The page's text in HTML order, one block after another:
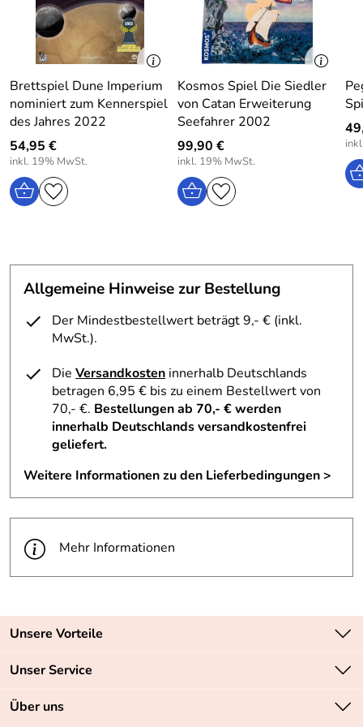
Alter: 8+
Spieler: 2 - 6
Dauer: 30-45 Minuten
Warnung: Nich für Kinder unter 3 Jahren geeignet. Enthält
Hersteller: Schmidt Spiele GmbH, Lahnstraße 21, 12055
Brettspiel Dune Imperium
nominiert zum Kennerspiel
des Jahres 2022
54,95 €
inkl. 19% MwSt.
Kosmos Spiel Die Siedler
von Catan Erweiterung
Seefahrer 2002
99,90 €
inkl. 19% MwSt.
Allgemeine Hinweise zur Bestellung
Der Mindestbestellwert beträgt 9,- € (inkl.
MwSt.).
Die Versandkosten innerhalb Deutschlands
betragen 6,95 € bis zu einem Bestellwert von
70,- €. Bestellungen ab 70,- € werden
innerhalb Deutschlands versandkostenfrei
geliefert.
Weitere Informationen zu den Lieferbedingungen >
Mehr Informationen
Unsere Vorteile
Zahlungsarten: Vorkasse, PayPal, PayPal Express
Unser Service
Kontakt
Über uns